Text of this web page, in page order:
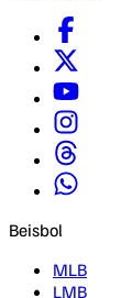
Beisbol
MLB
LMB